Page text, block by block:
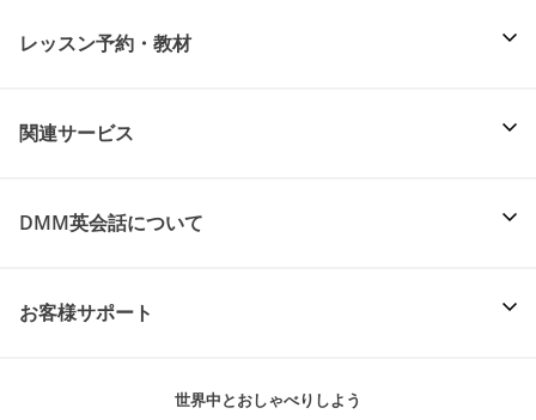
レッスン予約・教材
関連サービス
DMM英会話について
お客様サポート
世界中とおしゃべりしよう